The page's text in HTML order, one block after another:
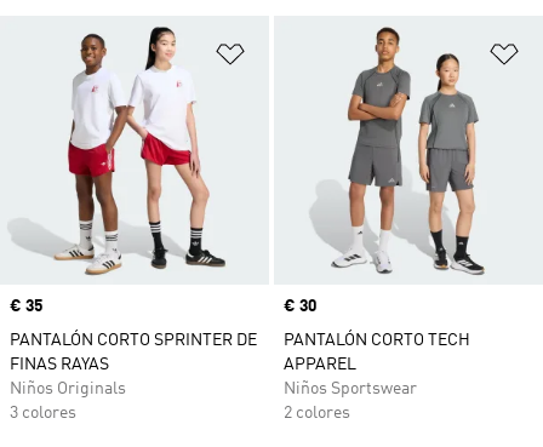
Añadir a la lista de deseos
Precio
€ 35
PANTALÓN CORTO SPRINTER DE
FINAS RAYAS
Niños Originals
3 colores
Precio
€ 30
PANTALÓN CORTO TECH
APPAREL
Niños Sportswear
2 colores